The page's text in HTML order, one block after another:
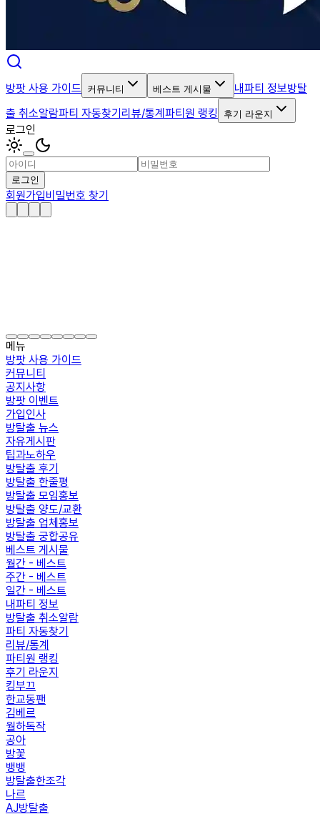
방팟 사용 가이드 커뮤니티 베스트 게시물 내파티 정보방탈
출 취소알람파티 자동찾기리뷰/통계파티원 랭킹 후기 라운지
로그인
로그인
회원가입비밀번호 찾기
메뉴
방팟 사용 가이드
커뮤니티
공지사항
방팟 이벤트
가입인사
방탈출 뉴스
자유게시판
팁과노하우
방탈출 후기
방탈출 한줄평
방탈출 모임홍보
방탈출 양도/교환
방탈출 업체홍보
방탈출 궁합공유
베스트 게시물
월간 - 베스트
주간 - 베스트
일간 - 베스트
내파티 정보
방탈출 취소알람
파티 자동찾기
리뷰/통계
파티원 랭킹
후기 라운지
킹부끄
한교동팬
김베르
월하독작
공아
방꽃
뱅뱅
방탈출한조각
나르
AJ방탈출